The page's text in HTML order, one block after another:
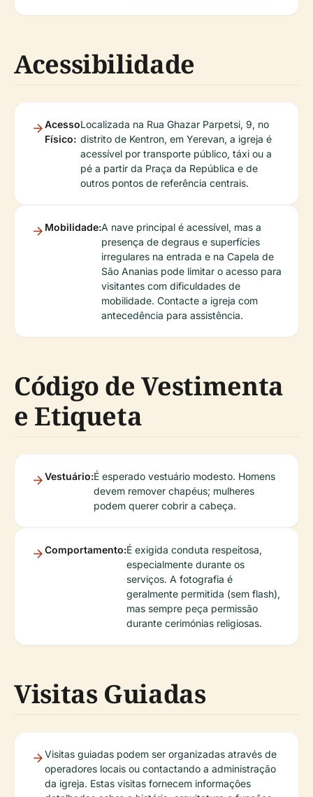
Acessibilidade
Acesso
Físico:
Localizada na Rua Ghazar Parpetsi, 9, no
distrito de Kentron, em Yerevan, a igreja é
acessível por transporte público, táxi ou a
pé a partir da Praça da República e de
outros pontos de referência centrais.
Mobilidade:A nave principal é acessível, mas a
presença de degraus e superfícies
irregulares na entrada e na Capela de
São Ananias pode limitar o acesso para
visitantes com dificuldades de
mobilidade. Contacte a igreja com
antecedência para assistência.
Código de Vestimenta
e Etiqueta
Vestuário:É esperado vestuário modesto. Homens
devem remover chapéus; mulheres
podem querer cobrir a cabeça.
Comportamento:É exigida conduta respeitosa,
especialmente durante os
serviços. A fotografia é
geralmente permitida (sem flash),
mas sempre peça permissão
durante cerimónias religiosas.
Visitas Guiadas
Visitas guiadas podem ser organizadas através de
operadores locais ou contactando a administração
da igreja. Estas visitas fornecem informações